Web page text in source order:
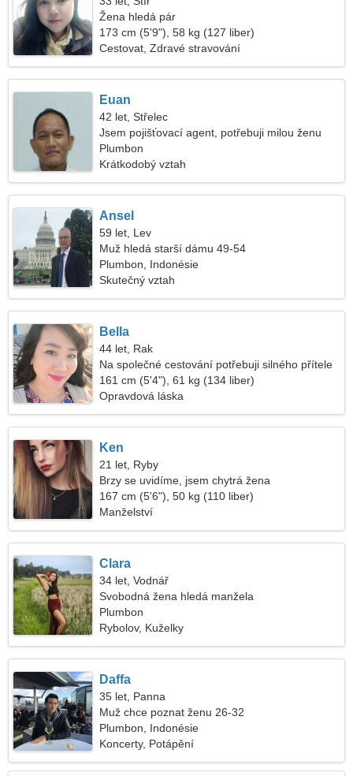
Žena hledá pár
173 cm (5'9"), 58 kg (127 liber)
Cestovat, Zdravé stravování
Euan
42 let, Střelec
Jsem pojišťovací agent, potřebuji milou ženu
Plumbon
Krátkodobý vztah
Ansel
59 let, Lev
Muž hledá starší dámu 49-54
Plumbon, Indonésie
Skutečný vztah
Bella
44 let, Rak
Na společné cestování potřebuji silného přítele
161 cm (5'4"), 61 kg (134 liber)
Opravdová láska
Ken
21 let, Ryby
Brzy se uvidíme, jsem chytrá žena
167 cm (5'6"), 50 kg (110 liber)
Manželství
Clara
34 let, Vodnář
Svobodná žena hledá manžela
Plumbon
Rybolov, Kuželky
Daffa
35 let, Panna
Muž chce poznat ženu 26-32
Plumbon, Indonésie
Koncerty, Potápění